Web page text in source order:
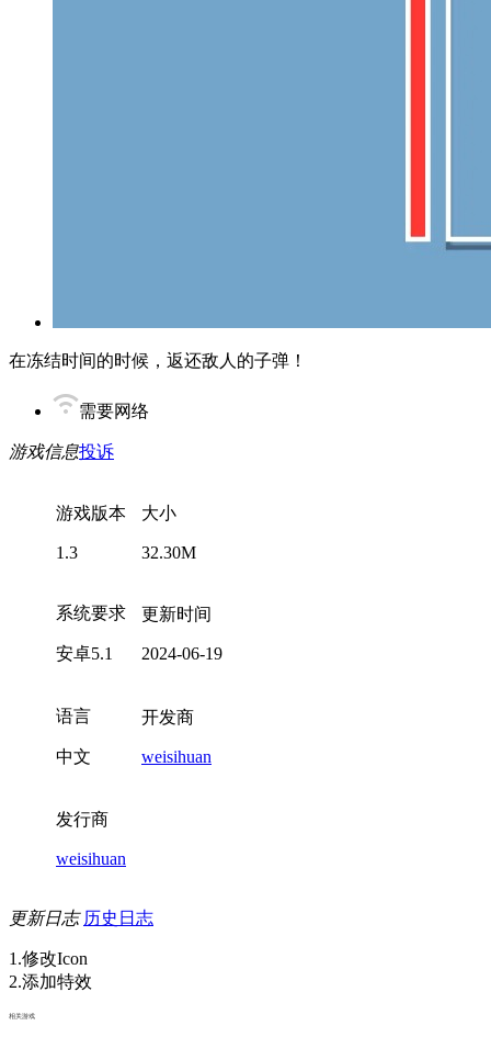
在冻结时间的时候，返还敌人的子弹！
需要网络
游戏信息投诉
游戏版本
1.3
大小
32.30M
系统要求
安卓5.1
更新时间
2024-06-19
语言
中文
开发商
weisihuan
发行商
weisihuan
更新日志 历史日志
1.修改Icon
2.添加特效
相关游戏